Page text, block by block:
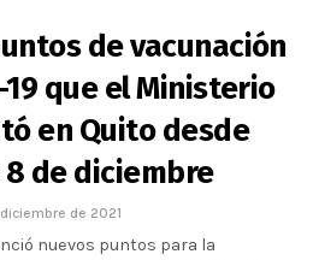
de vacunación
que el Ministerio
en Quito desde
de diciembre
de 2021
nuevos puntos para la